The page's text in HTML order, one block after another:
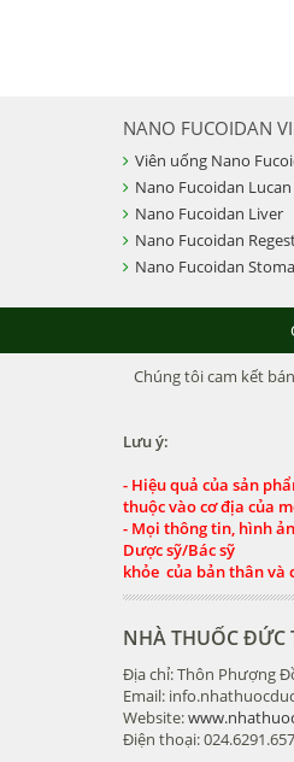
NANO FUCOIDAN
Viên uống Nano
Nano Fucoidan Lucan
Nano Fucoidan Liver
Nano Fucoidan
Nano Fucoidan
Chúng tôi cam kết
Lưu ý:
- Hiệu quả của sản
thuộc vào cơ địa của
- Mọi thông tin, hình
Dược sỹ/Bác sỹ
khỏe của bản thân và
NHÀ THUỐC ĐỨC
Địa chỉ: Thôn Phượng
Email:
Website:
Điện thoại: